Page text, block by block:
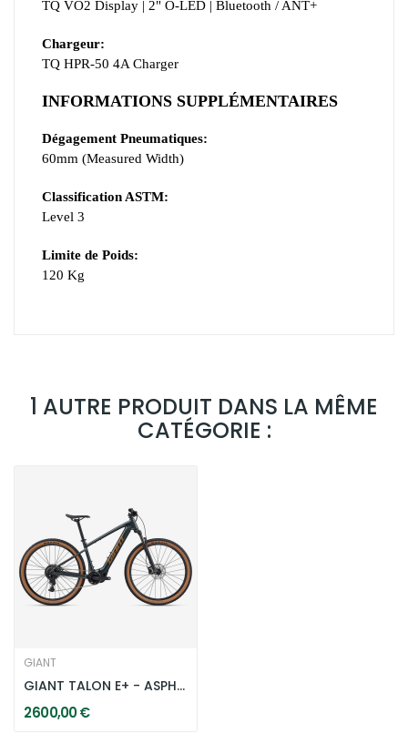
TQ VO2 Display | 2" O-LED | Bluetooth / ANT+
Chargeur:
TQ HPR-50 4A Charger
INFORMATIONS SUPPLÉMENTAIRES
Dégagement Pneumatiques:
60mm (Measured Width)
Classification ASTM:
Level 3
Limite de Poids:
120 Kg
1 AUTRE PRODUIT DANS LA MÊME
CATÉGORIE :
GIANT
GIANT TALON E+ - ASPHALT GREEN
2 600,00 €